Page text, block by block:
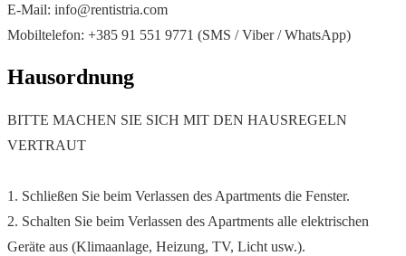
E-Mail: info@rentistria.com
Mobiltelefon: +385 91 551 9771 (SMS / Viber / WhatsApp)
Hausordnung
BITTE MACHEN SIE SICH MIT DEN HAUSREGELN
VERTRAUT
1. Schließen Sie beim Verlassen des Apartments die Fenster.
2. Schalten Sie beim Verlassen des Apartments alle elektrischen
Geräte aus (Klimaanlage, Heizung, TV, Licht usw.).